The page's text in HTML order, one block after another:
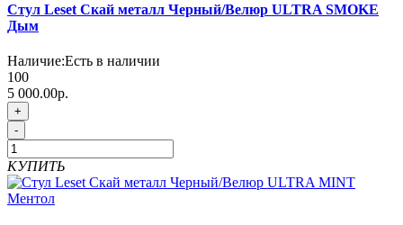
Стул Leset Скай металл Черный/Велюр ULTRA SMOKE
Дым
Наличие:Есть в наличии
100
5 000.00р.
+
-
КУПИТЬ